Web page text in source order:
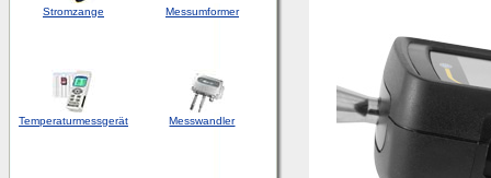
Stromzange Messumformer
Temperaturmessgerät Messwandler